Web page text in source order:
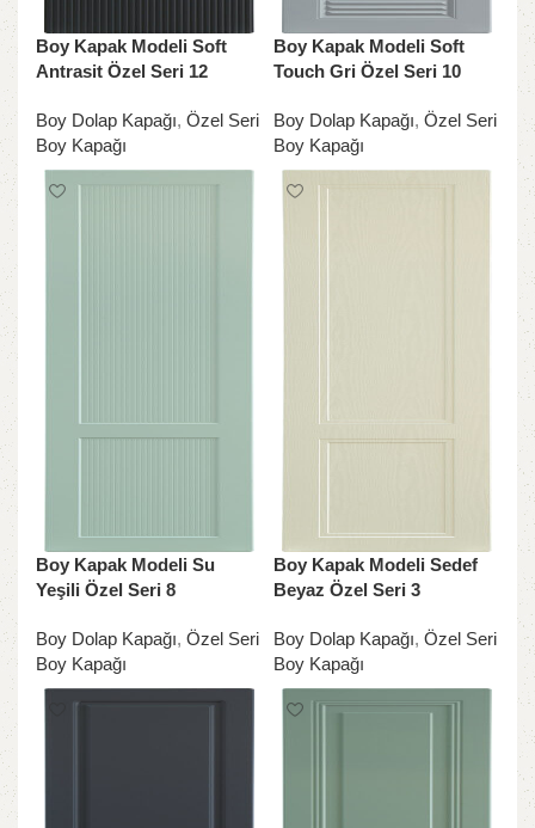
Boy Kapak Modeli Soft
Antrasit Özel Seri 12
Boy Dolap Kapağı, Özel Seri
Boy Kapağı
Boy Kapak Modeli Soft
Touch Gri Özel Seri 10
Boy Dolap Kapağı, Özel Seri
Boy Kapağı
Boy Kapak Modeli Su
Yeşili Özel Seri 8
Boy Dolap Kapağı, Özel Seri
Boy Kapağı
Boy Kapak Modeli Sedef
Beyaz Özel Seri 3
Boy Dolap Kapağı, Özel Seri
Boy Kapağı